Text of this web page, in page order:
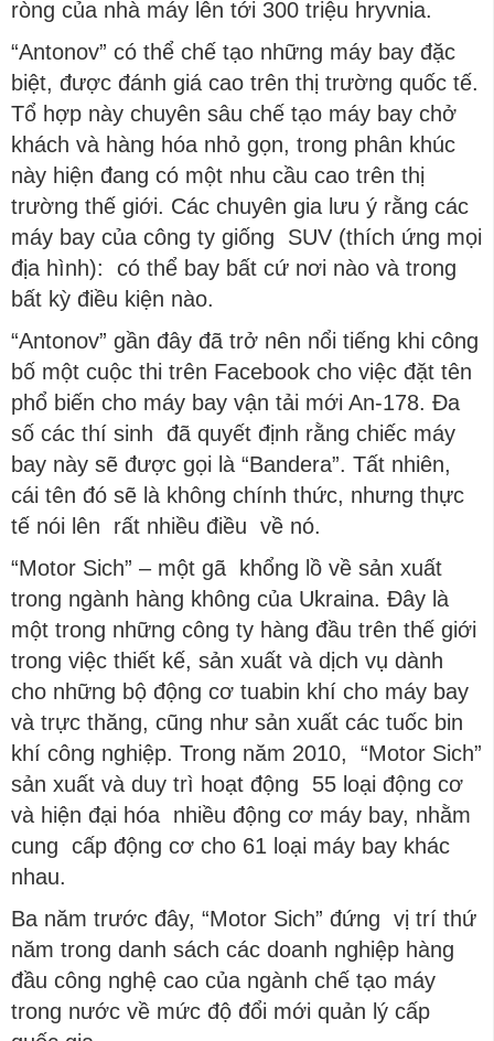
ròng của nhà máy lên tới 300 triệu hryvnia.
“Antonov” có thể chế tạo những máy bay đặc
biệt, được đánh giá cao trên thị trường quốc tế.
Tổ hợp này chuyên sâu chế tạo máy bay chở
khách và hàng hóa nhỏ gọn, trong phân khúc
này hiện đang có một nhu cầu cao trên thị
trường thế giới. Các chuyên gia lưu ý rằng các
máy bay của công ty giống SUV (thích ứng mọi
địa hình): có thể bay bất cứ nơi nào và trong
bất kỳ điều kiện nào.
“Antonov” gần đây đã trở nên nổi tiếng khi công
bố một cuộc thi trên Facebook cho việc đặt tên
phổ biến cho máy bay vận tải mới An-178. Đa
số các thí sinh đã quyết định rằng chiếc máy
bay này sẽ được gọi là “Bandera”. Tất nhiên,
cái tên đó sẽ là không chính thức, nhưng thực
tế nói lên rất nhiều điều về nó.
“Motor Sich” – một gã khổng lồ về sản xuất
trong ngành hàng không của Ukraina. Đây là
một trong những công ty hàng đầu trên thế giới
trong việc thiết kế, sản xuất và dịch vụ dành
cho những bộ động cơ tuabin khí cho máy bay
và trực thăng, cũng như sản xuất các tuốc bin
khí công nghiệp. Trong năm 2010, “Motor Sich”
sản xuất và duy trì hoạt động 55 loại động cơ
và hiện đại hóa nhiều động cơ máy bay, nhằm
cung cấp động cơ cho 61 loại máy bay khác
nhau.
Ba năm trước đây, “Motor Sich” đứng vị trí thứ
năm trong danh sách các doanh nghiệp hàng
đầu công nghệ cao của ngành chế tạo máy
trong nước về mức độ đổi mới quản lý cấp